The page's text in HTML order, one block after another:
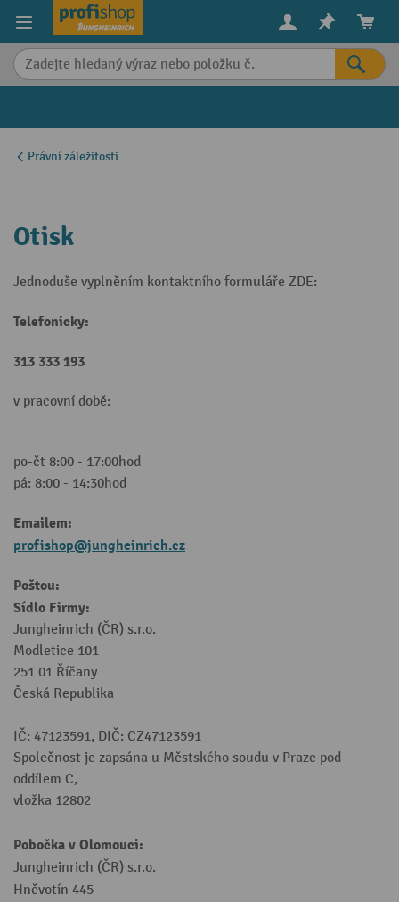
content
Právní záležitosti
Otisk
Jednoduše vyplněním kontaktního formuláře ZDE:
Telefonicky:
313 333 193
v pracovní době:
po-čt 8:00 - 17:00hod
pá: 8:00 - 14:30hod
Emailem:
profishop@jungheinrich.cz
Poštou:
Sídlo Firmy:
Jungheinrich (ČR) s.r.o.
Modletice 101
251 01 Říčany
Česká Republika
IČ: 47123591, DIČ: CZ47123591
Společnost je zapsána u Městského soudu v Praze pod
oddílem C,
vložka 12802
Pobočka v Olomouci:
Jungheinrich (ČR) s.r.o.
Hněvotín 445